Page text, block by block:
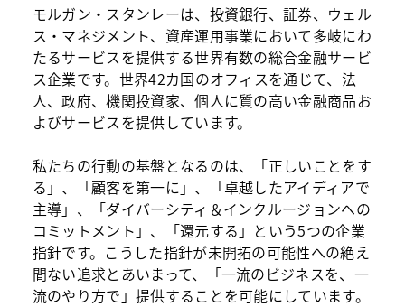
モルガン・スタンレーは、投資銀行、証券、ウェル
ス・マネジメント、資産運用事業において多岐にわ
たるサービスを提供する世界有数の総合金融サービ
ス企業です。世界42カ国のオフィスを通じて、法
人、政府、機関投資家、個人に質の高い金融商品お
よびサービスを提供しています。
私たちの行動の基盤となるのは、「正しいことをす
る」、「顧客を第一に」、「卓越したアイディアで
主導」、「ダイバーシティ＆インクルージョンへの
コミットメント」、「還元する」という5つの企業
指針です。こうした指針が未開拓の可能性への絶え
間ない追求とあいまって、「一流のビジネスを、一
流のやり方で」提供することを可能にしています。